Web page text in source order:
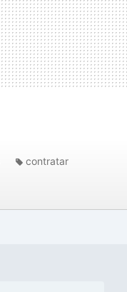
contratar